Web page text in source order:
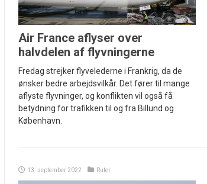
Air France aflyser over
halvdelen af flyvningerne
Fredag strejker flyvelederne i Frankrig, da de
ønsker bedre arbejdsvilkår. Det fører til mange
aflyste flyvninger, og konflikten vil også få
betydning for trafikken til og fra Billund og
København.
13. september 2022 Ruter